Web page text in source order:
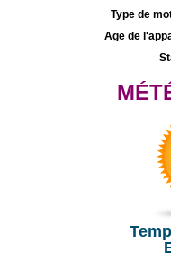
Type de
Age de